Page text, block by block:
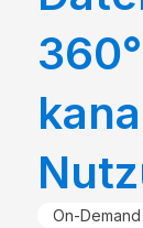
On-